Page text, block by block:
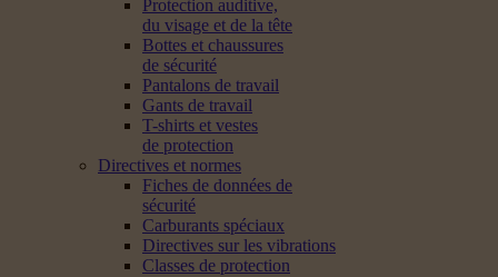
Protection auditive,
du visage et de la tête
Bottes et chaussures
de sécurité
Pantalons de travail
Gants de travail
T-shirts et vestes
de protection
Directives et normes
Fiches de données de
sécurité
Carburants spéciaux
Directives sur les vibrations
Classes de protection